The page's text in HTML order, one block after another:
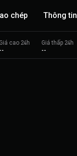
chép Thông
Giá cao 24h
--
Giá thấp 24h
--